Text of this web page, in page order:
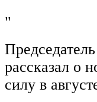
"
рассказал о
силу в